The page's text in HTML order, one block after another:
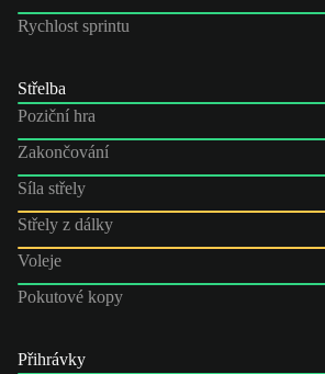
Rychlost sprintu
Střelba
Poziční hra
Zakončování
Síla střely
Střely z dálky
Voleje
Pokutové kopy
Přihrávky